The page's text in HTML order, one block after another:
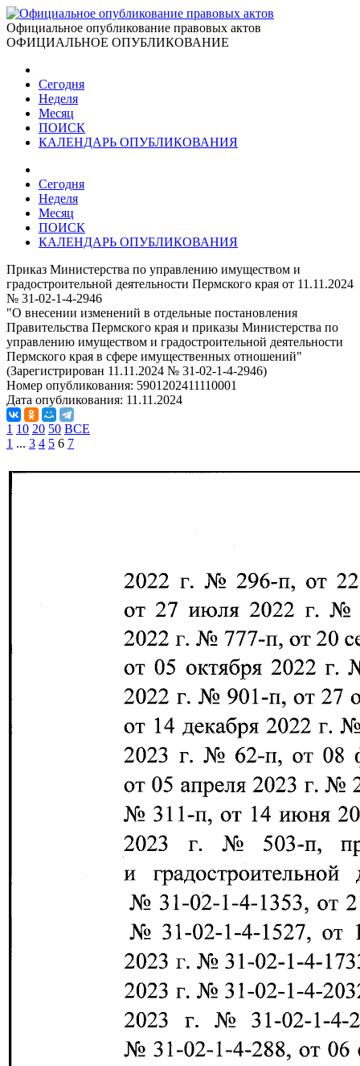
Официальное опубликование правовых актов
ОФИЦИАЛЬНОЕ ОПУБЛИКОВАНИЕ
Сегодня
Неделя
Месяц
ПОИСК
КАЛЕНДАРЬ ОПУБЛИКОВАНИЯ
Сегодня
Неделя
Месяц
ПОИСК
КАЛЕНДАРЬ ОПУБЛИКОВАНИЯ
Приказ Министерства по управлению имуществом и
градостроительной деятельности Пермского края от 11.11.2024
№ 31-02-1-4-2946
"О внесении изменений в отдельные постановления
Правительства Пермского края и приказы Министерства по
управлению имуществом и градостроительной деятельности
Пермского края в сфере имущественных отношений"
(Зарегистрирован 11.11.2024 № 31-02-1-4-2946)
Номер опубликования: 5901202411110001
Дата опубликования: 11.11.2024
1 10 20 50 ВСЕ
1 ... 3 4 5 6 7